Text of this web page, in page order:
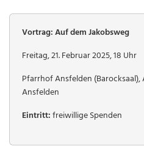
Vortrag: Auf dem Jakobsweg
Freitag, 21. Februar 2025, 18 Uhr
Pfarrhof Ansfelden (Barocksaal),
Ansfelden
Eintritt:freiwillige Spenden